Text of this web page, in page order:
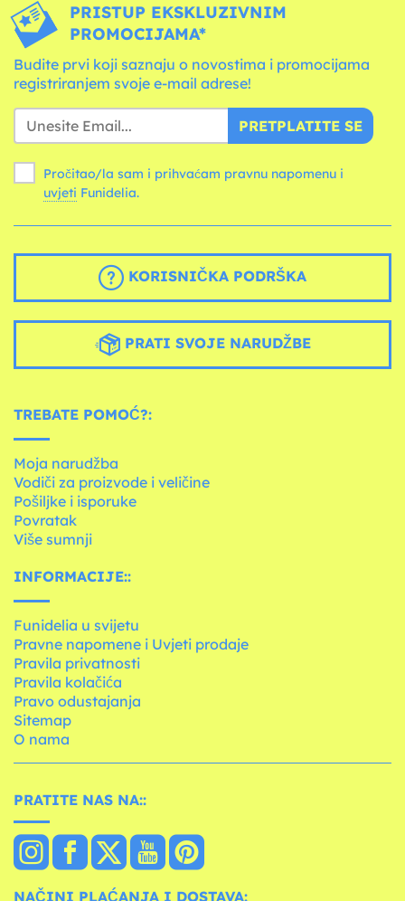
PRISTUP EKSKLUZIVNIM
PROMOCIJAMA*
Budite prvi koji saznaju o novostima i promocijama
registriranjem svoje e-mail adrese!
PRETPLATITE SE
Pročitao/la sam i prihvaćam pravnu napomenu i
uvjeti Funidelia.
KORISNIČKA PODRŠKA
PRATI SVOJE NARUDŽBE
TREBATE POMOĆ?:
Moja narudžba
Vodiči za proizvode i veličine
Pošiljke i isporuke
Povratak
Više sumnji
INFORMACIJE::
Funidelia u svijetu
Pravne napomene i Uvjeti prodaje
Pravila privatnosti
Pravila kolačića
Pravo odustajanja
Sitemap
O nama
PRATITE NAS NA::
NAČINI PLAĆANJA I DOSTAVA: